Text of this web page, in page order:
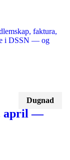
faktura,
i DSSN — og
Dugnad
april —